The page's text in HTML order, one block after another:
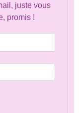
juste vous
promis !